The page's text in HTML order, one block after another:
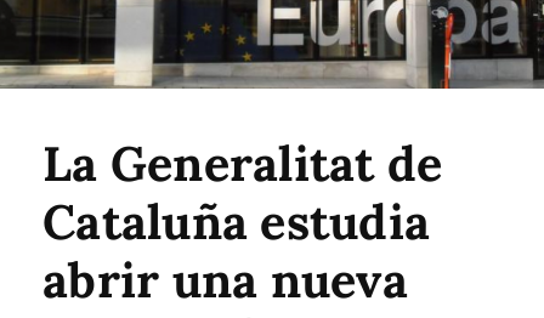
La Generalitat de
Cataluña estudia
abrir una nueva